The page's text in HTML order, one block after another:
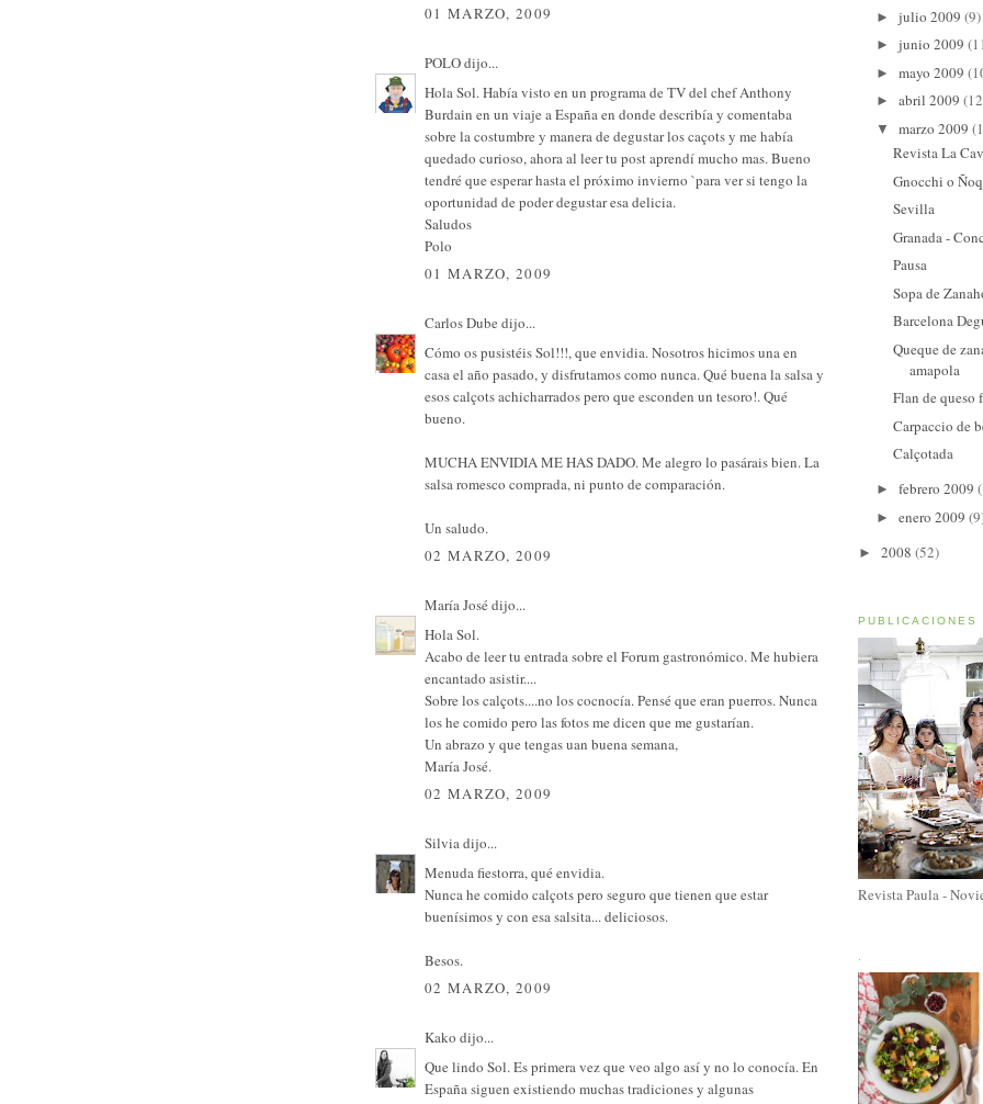
01 MARZO, 2009
POLOdijo...
Hola Sol. Había visto en un programa de TV del chef Anthony
Burdain en un viaje a España en donde describía y comentaba
sobre la costumbre y manera de degustar los caçots y me había
quedado curioso, ahora al leer tu post aprendí mucho mas. Bueno
tendré que esperar hasta el próximo invierno `para ver si tengo la
oportunidad de poder degustar esa delicia.
Saludos
Polo
01 MARZO, 2009
Carlos Dube dijo...
Cómo os pusistéis Sol!!!, que envidia. Nosotros hicimos una en
casa el año pasado, y disfrutamos como nunca. Qué buena la salsa y
esos calçots achicharrados pero que esconden un tesoro!. Qué
bueno.
MUCHA ENVIDIA ME HAS DADO. Me alegro lo pasárais bien. La
salsa romesco comprada, ni punto de comparación.
Un saludo.
02 MARZO, 2009
María José dijo...
Hola Sol.
Acabo de leer tu entrada sobre el Forum gastronómico. Me hubiera
encantado asistir....
Sobre los calçots....no los cocnocía. Pensé que eran puerros. Nunca
los he comido pero las fotos me dicen que me gustarían.
Un abrazo y que tengas uan buena semana,
María José.
02 MARZO, 2009
Silviadijo...
Menuda fiestorra, qué envidia.
Nunca he comido calçots pero seguro que tienen que estar
buenísimos y con esa salsita... deliciosos.
Besos.
02 MARZO, 2009
Kako dijo...
Que lindo Sol. Es primera vez que veo algo así y no lo conocía. En
España siguen existiendo muchas tradiciones y algunas
► julio 2009 (9)
► junio 2009
► mayo 2009
► abril 2009
▼ marzo 2009
Revista La
Gnocchi o
Sevilla
Granada -
Pausa
Sopa de
Barcelona
Queque de
amapola
Flan de queso
Carpaccio de
Calçotada
► febrero 2009
► enero 2009
► 2008 (52)
PUBLICACIONES
Revista Paula -